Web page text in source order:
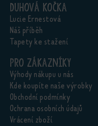
Duhová kočka
Lucie Ernestová
Náš příběh
Tapety ke stažení
Pro zákazníky
Výhody nákupu u nás
Kde koupíte naše výrobky
Obchodní podmínky
Ochrana osobních údajů
Vrácení zboží